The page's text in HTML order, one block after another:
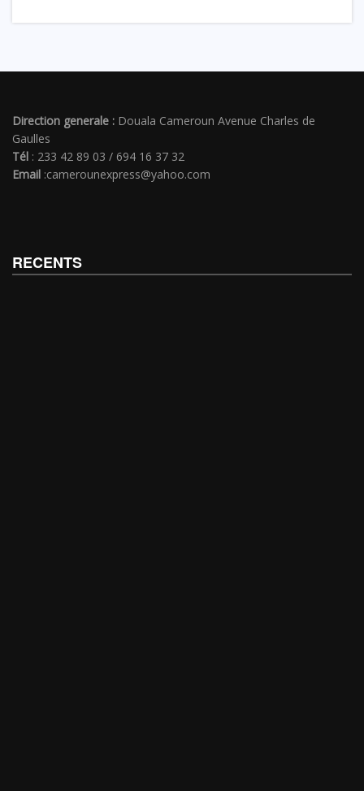
Direction generale : Douala Cameroun Avenue Charles de
Gaulles
Tél : 233 42 89 03 / 694 16 37 32
Email :camerounexpress@yahoo.com
RECENTS